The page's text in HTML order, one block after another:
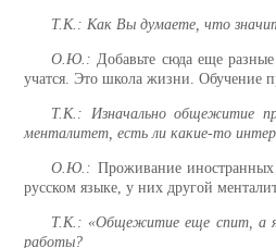
Т.К.: Как Вы думаете, что
О.Ю.: Добавьте сюда еще
учатся. Это школа жизни. Обучение
Т.К.: Изначально общежитие
менталитет, есть ли какие-то
О.Ю.: Проживание
русском языке, у них другой
Т.К.: «Общежитие еще спит, а
работы?